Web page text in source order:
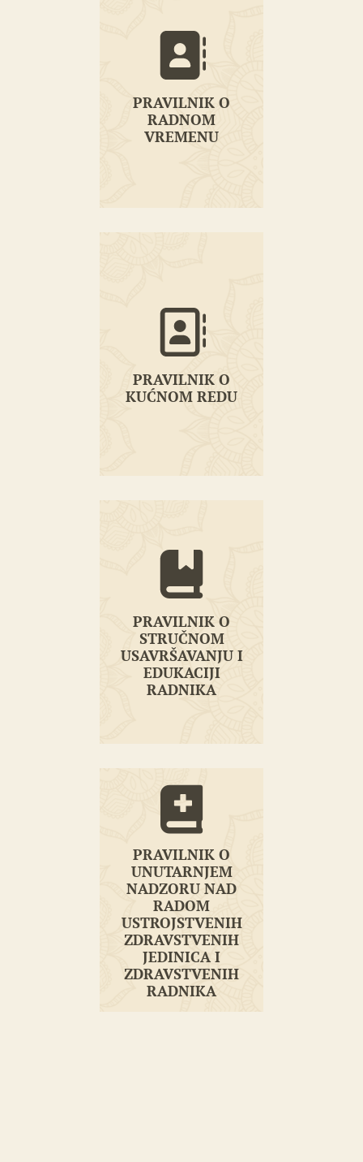
PRAVILNIK O
RADNOM
VREMENU
PRAVILNIK O
VREMENU
PRAVILNIK O
KUĆNOM REDU
PRAVILNIK O
KUĆNOM REDU
PRAVILNIK O
STRUČNOM
USAVRŠAVANJU I
EDUKACIJI
RADNIKA
PRAVILNIK O
USAVRŠAVANJU I
EDUKACIJI
RADNIKA
PRAVILNIK O
UNUTARNJEM
NADZORU NAD
RADOM
USTROJSTVENIH
ZDRAVSTVENIH
JEDINICA I
ZDRAVSTVENIH
RADNIKA
PRAVILNIK O
NADZORU NAD
RADOM
USTROJSTVENIH
ZDRAVSTVENIH
JEDINICA I
ZDRAVSTVENIH
RADNIKA